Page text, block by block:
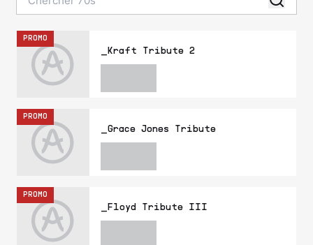
PROMO
_Kraft Tribute 2
PROMO
_Grace Jones Tribute
PROMO
_Floyd Tribute III